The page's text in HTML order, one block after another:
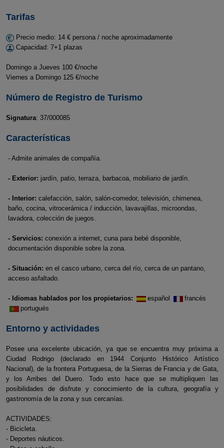
Tarifas
Precio medio: 14 € persona / noche aproximadamente
Capacidad: 7+1 plazas
Domingo a Jueves 100 €/noche
Viernes a Domingo 125 €/noche
Número de Registro de Turismo
Signatura: 37/000085
Características
- Admite animales de compañía.
- Exterior: jardín, patio, terraza, barbacoa, mobiliario de jardín.
- Interior: calefacción, salón, salón-comedor, televisión, chimenea,
baño, cocina, vitrocerámica / inducción, lavavajillas, microondas,
lavadora, colección de juegos.
- Servicios: conexión a internet, cuna para bebé disponible,
documentación disponible sobre la zona.
- Situación: en el casco urbano, cerca del río, cerca de un pantano,
acceso asfaltado.
- Idiomas hablados por los propietarios: español
francés
portugués
Entorno y actividades
Posee una excelente ubicación, ya que se encuentra muy próxima a
Ciudad Rodrigo (declarado en 1944 Conjunto Histórico Artístico
Nacional), de la frontera Portuguesa, de la Sierras de Francia y de Gata,
y los Arribes del Duero. Todo esto hace que se multipliquen las
posibilidades de disfrute y conocimiento de la cultura, geografía y
gastronomía de la zona y sus cercanías.
ACTIVIDADES:
- Bicicleta.
- Deportes náuticos.